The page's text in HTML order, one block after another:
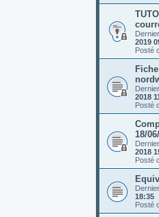
2019
Posté
2018
Posté
18/
2018
Posté
18:35
Posté